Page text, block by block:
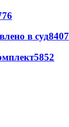
в суд8407
5852